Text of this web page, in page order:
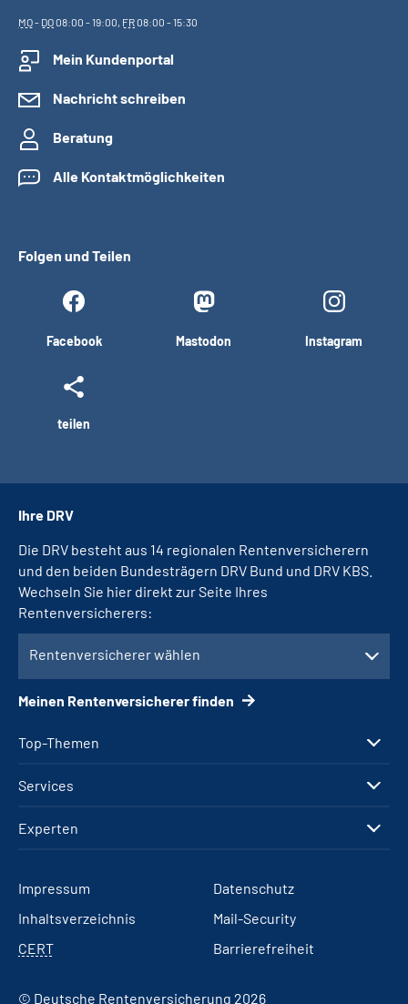
MO- DO08:00 - 19:00, FR08:00 - 15:30
Mein Kundenportal
Nachricht schreiben
Beratung
Alle Kontaktmöglichkeiten
Folgen und Teilen
Facebook Mastodon Instagram
teilen
Top-Themen
Services
Experten
Ihre DRV
Die DRV besteht aus 14 regionalen Rentenversicherern
und den beiden Bundesträgern DRV Bund und DRV KBS.
Wechseln Sie hier direkt zur Seite Ihres
Rentenversicherers:
Rentenversicherer wählen
Meinen Rentenversicherer finden
Impressum
Datenschutz
Inhaltsverzeichnis
Mail-Security
CERT
Barrierefreiheit
© Deutsche Rentenversicherung 2026